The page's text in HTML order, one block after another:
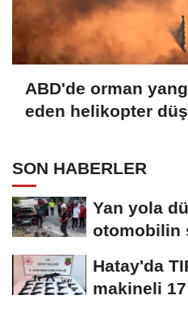
ABD'de orman
eden helikopter
SON HABERLER
Yan yola
otomobilin
Hatay'da
makineli